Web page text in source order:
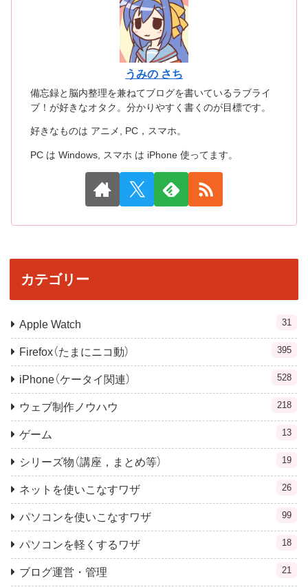
うみの さち
備忘録と脳内整理を兼ねてブログを書いているラブライ
ブ！が好きなオタク。分かりやすく書くのが目標です。
好きなものは アニメ, PC，スマホ。
PC は Windows, スマホ は iPhone 使ってます。
カテゴリー
Apple Watch 31
Firefox（たまにニコ動） 395
iPhone（ケータイ関連） 528
ウェブ制作ノウハウ 218
ゲーム 13
シリーズ物（講座，まとめ等） 19
ネットを使いこなすワザ 26
パソコンを使いこなすワザ 99
パソコンを軽くするワザ 18
ブログ運営・管理 21